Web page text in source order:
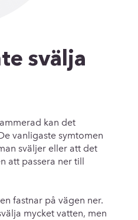
svälja
kan det
vanligaste symtomen
sväljer eller att det
att passera ner till
fastnar på vägen ner.
mycket vatten, men